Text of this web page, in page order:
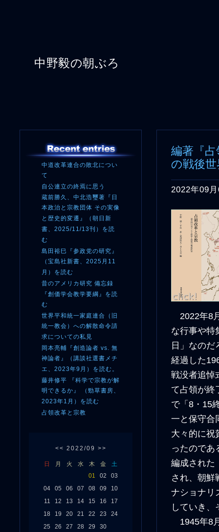
中野毅の朝ぶろ
中道改革連合の敗北につい
て
自公連立の終焉に思う
蔵前勝久、中北浩璽著『日
本政治と宗教団体 その実像
と歴史的変遷』（朝日新
書、2025/11/13刊）を読
む
島田裕巳『参政党の研究』
（宝島社新書、2025月11
月）を読む
昔のアメリカ研究 備忘録
『創価学会教学要綱』を読
む
世界平和統一家庭連合（旧
統一教会）への解散命令請
求についての私見
岡本亮輔『創造論者 vs. 無
神論者』（講談社選書メチ
エ、2023年9月）を読む。
藤井修平 『科学で宗教が解
明できるか』 （勁草書房、
2023年1月）を読む
占領改革と宗教
<< 2022/09 >>
日 月 火 水 木 金
土
01
02
03
04
05 06 07 08 09
10
11
12 13 14 15 16
17
18
19 20 21 22 23
24
25
26 27 28 29 30
編著『
の戦後
2022年09
2022年8
な行事や特
日」なの
経過した
戦没者追悼
て占領が終
で「8・15
一と保守合
大々的に祝
ったのであ
編成された
され、朝鮮
ナショナリ
していき
1945年8